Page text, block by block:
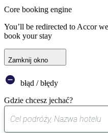
Core booking engine
You’ll be redirected to Accor
book your stay
Zamknij okno
błąd / błędy
Gdzie chcesz jechać?